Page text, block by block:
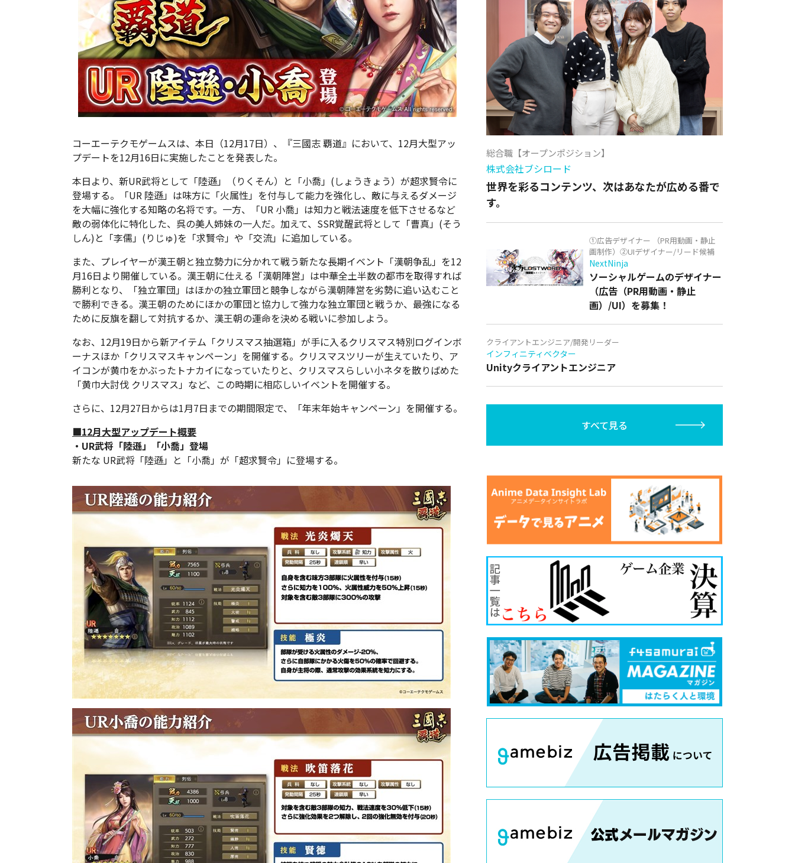
コーエーテクモゲームスは、本日（12月17日）、『三國志 覇道』において、12月大型アッ
プデートを12月16日に実施したことを発表した。
本日より、新UR武将として「陸遜」（りくそん）と「小喬」(しょうきょう）が超求賢令に
登場する。「UR 陸遜」は味方に「火属性」を付与して能力を強化し、敵に与えるダメージ
を大幅に強化する知略の名将です。一方、「UR 小喬」は知力と戦法速度を低下させるなど
敵の弱体化に特化した、呉の美人姉妹の一人だ。加えて、SSR覚醒武将として「曹真」(そう
しん)と「李儒」(りじゅ)を「求賢令」や「交流」に追加している。
また、プレイヤーが漢王朝と独立勢力に分かれて戦う新たな長期イベント「漢朝争乱」を12
月16日より開催している。漢王朝に仕える「漢朝陣営」は中華全土半数の都市を取得すれば
勝利となり、「独立軍団」はほかの独立軍団と競争しながら漢朝陣営を劣勢に追い込むこと
で勝利できる。漢王朝のためにほかの軍団と協力して強力な独立軍団と戦うか、最強になる
ために反旗を翻して対抗するか、漢王朝の運命を決める戦いに参加しよう。
なお、12月19日から新アイテム「クリスマス抽選箱」が手に入るクリスマス特別ログインボ
ーナスほか「クリスマスキャンペーン」を開催する。クリスマスツリーが生えていたり、ア
イコンが黄巾をかぶったトナカイになっていたりと、クリスマスらしい小ネタを散りばめた
「黄巾大討伐 クリスマス」など、この時期に相応しいイベントを開催する。
さらに、12月27日からは1月7日までの期間限定で、「年末年始キャンペーン」を開催する。
■12月大型アップデート概要
・UR武将「陸遜」「小喬」登場
新たな UR武将「陸遜」と「小喬」が「超求賢令」に登場する。
総合職【オープンポジション】
株式会社ブシロード
世界を彩るコンテンツ、次はあなたが広める番で
す。
①広告デザイナー （PR用動画・静止
画制作）②UIデザイナー/リード候補
NextNinja
ソーシャルゲームのデザイナー
（広告（PR用動画・静止
画）/UI）を募集！
クライアントエンジニア/開発リーダー
インフィニティベクター
Unityクライアントエンジニア
すべて見る